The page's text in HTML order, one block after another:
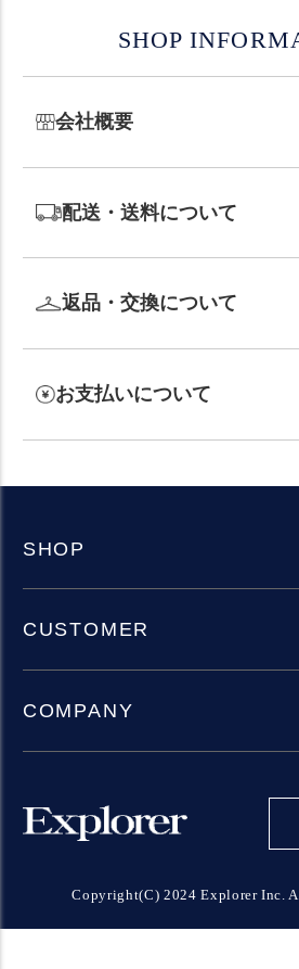
SHOP
会社概要
配送・送料について
返品・交換について
お支払いについて
SHOP
CUSTOMER
COMPANY
Copyright(C) 2024 Explorer Inc.